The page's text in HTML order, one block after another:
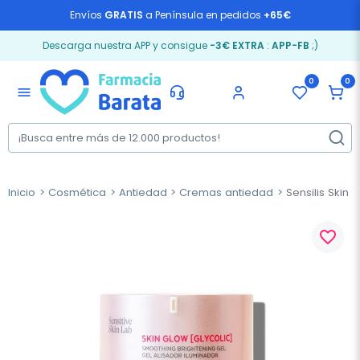
Envíos GRATIS a Península en pedidos +65€
Descarga nuestra APP y consigue -3€ EXTRA: APP-FB ;)
menu
0 0
Inicio Cosmética Antiedad Cremas antiedad Sensilis Skin
favorite_border